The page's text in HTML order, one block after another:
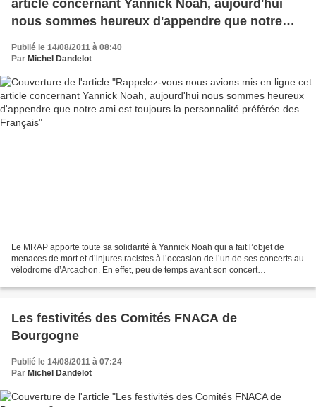
article concernant Yannick Noah, aujourd'hui
nous sommes heureux d'appendre que notre
Français
Publié le 14/08/2011 à 08:40
Par Michel Dandelot
Le MRAP apporte toute sa solidarité à Yannick Noah qui a fait l’objet de
menaces de mort et d’injures racistes à l’occasion de l’un de ses concerts au
vélodrome d’Arcachon. En effet, peu de temps avant son concert
Les festivités des Comités FNACA de
Bourgogne
Publié le 14/08/2011 à 07:24
Par Michel Dandelot